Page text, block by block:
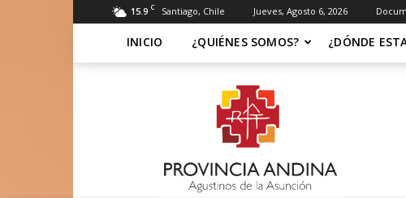
15.9 C Santiago, Chile Jueves, Agosto 6, 2026
INICIO ¿QUIÉNES SOMOS? ¿DÓNDE
Asuncionista